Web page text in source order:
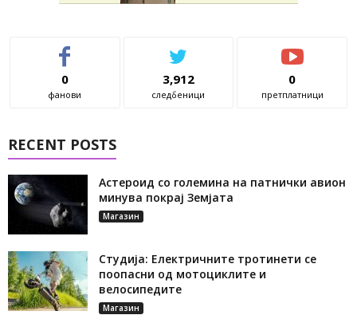
0
фанови
3,912
следбеници
0
претплатници
RECENT POSTS
Астероид со големина на патнички авион
минува покрај Земјата
Магазин
Студија: Електричните тротинети се
поопасни од мотоциклите и
велосипедите
Магазин